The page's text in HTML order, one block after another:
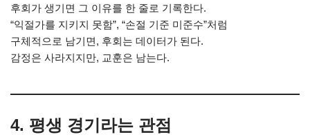
후회가 생기면 그 이유를 한 줄로 기록한다.
“익절가를 지키지 못함”, “손절 기준 미준수”처럼
구체적으로 남기면, 후회는 데이터가 된다.
감정은 사라지지만, 교훈은 남는다.
4. 평생 경기라는 관점